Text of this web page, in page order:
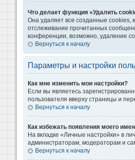
Что делает функция «Удалить
Она удаляет все созданные cookies,
отслеживание прочитанных
конференции, возможно, удаление
Вернуться к началу
Параметры и настройки
Как мне изменить мои настройки?
Если вы являетесь
пользователя вверху страницы и
Вернуться к началу
Как избежать появления моего
На вкладке «Личные настройки» в
администраторам, модераторам и
Вернуться к началу